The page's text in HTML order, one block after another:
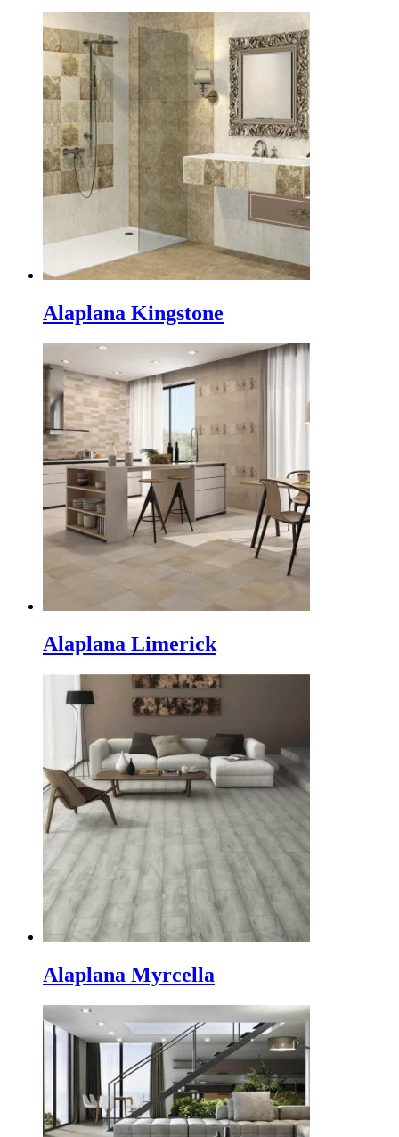
Alaplana Kingstone
Alaplana Limerick
Alaplana Myrcella